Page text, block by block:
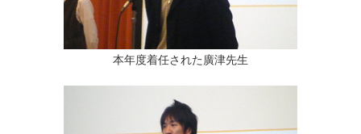
本年度着任された廣津先生